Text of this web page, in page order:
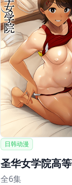
日韩动漫
全6集